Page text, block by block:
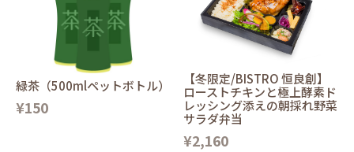
緑茶（500mlペットボトル）
¥150
【冬限定/BISTRO 恒良創】
ローストチキンと極上酵素ド
レッシング添えの朝採れ野菜
サラダ弁当
¥2,160